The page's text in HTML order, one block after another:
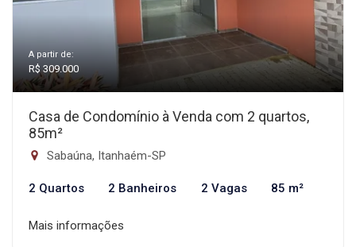
A partir de:
R$ 309.000
Casa de Condomínio à Venda com 2 quartos,
85m²
Sabaúna, Itanhaém-SP
2 Quartos 2 Banheiros 2 Vagas 85 m²
Mais informações